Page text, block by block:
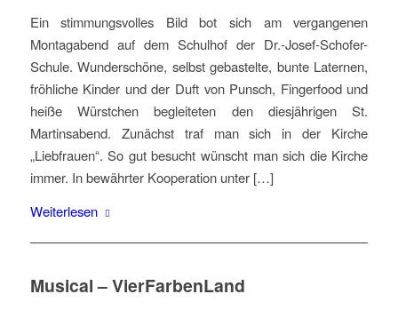
Ein stimmungsvolles Bild bot sich am vergangenen
Montagabend auf dem Schulhof der Dr.-Josef-Schofer-
Schule. Wunderschöne, selbst gebastelte, bunte Laternen,
fröhliche Kinder und der Duft von Punsch, Fingerfood und
heiße Würstchen begleiteten den diesjährigen St.
Martinsabend. Zunächst traf man sich in der Kirche
„Liebfrauen“. So gut besucht wünscht man sich die Kirche
immer. In bewährter Kooperation unter […]
Weiterlesen
Musical – VierFarbenLand